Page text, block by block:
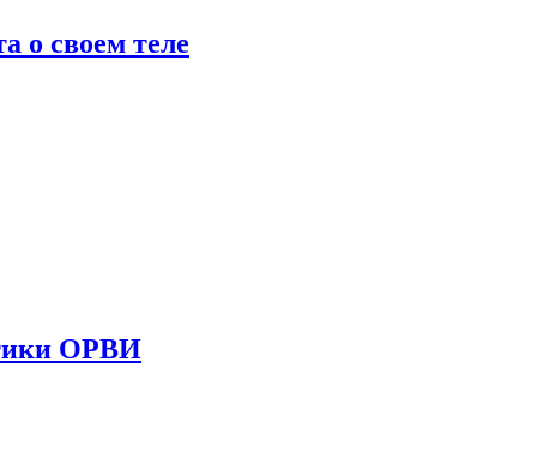
о своем теле
ОРВИ